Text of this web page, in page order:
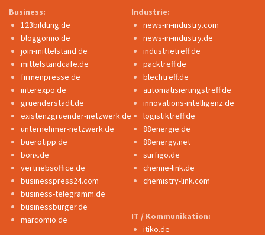
Business:
123bildung.de
bloggomio.de
join-mittelstand.de
mittelstandcafe.de
firmenpresse.de
interexpo.de
gruenderstadt.de
existenzgruender-netzwerk.de
unternehmer-netzwerk.de
buerotipp.de
bonx.de
vertriebsoffice.de
businesspress24.com
business-telegramm.de
businessburger.de
marcomio.de
Industrie:
news-in-industry.com
news-in-industry.de
industrietreff.de
packtreff.de
blechtreff.de
automatisierungstreff.de
innovations-intelligenz.de
logistiktreff.de
88energie.de
88energy.net
surfigo.de
chemie-link.de
chemistry-link.com
IT / Kommunikation:
itiko.de